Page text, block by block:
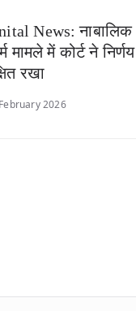
News: नाबालिक
मामले में कोर्ट ने निर्णय
रखा
2026